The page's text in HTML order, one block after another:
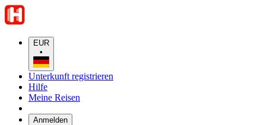
EUR
•
Unterkunft registrieren
Hilfe
Meine Reisen
Anmelden